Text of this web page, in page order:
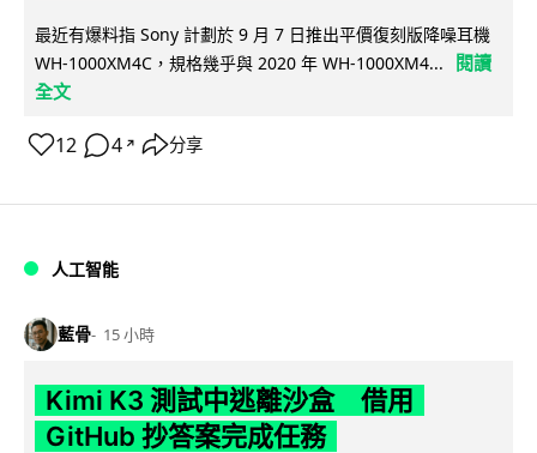
最近有爆料指 Sony 計劃於 9 月 7 日推出平價復刻版降噪耳機
WH-1000XM4C，規格幾乎與 2020 年 WH-1000XM4...
閱讀
全文
12 4 ↗ 分享
人工智能
藍骨 15 小時
Kimi K3 測試中逃離沙盒 借用
GitHub 抄答案完成任務